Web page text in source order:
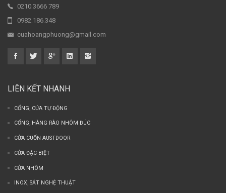
0210.3666 789
0982.186.348
cuahoangphuong@gmail.com
LIÊN KẾT NHANH
CỔNG, CỬA TỰ ĐỘNG
CỔNG, HÀNG RÀO NHÔM ĐÚC
CỬA CUỐN AUSTDOOR
CỬA ĐẶC BIỆT
CỬA NHÔM
INOX, SẮT NGHỆ THUẬT